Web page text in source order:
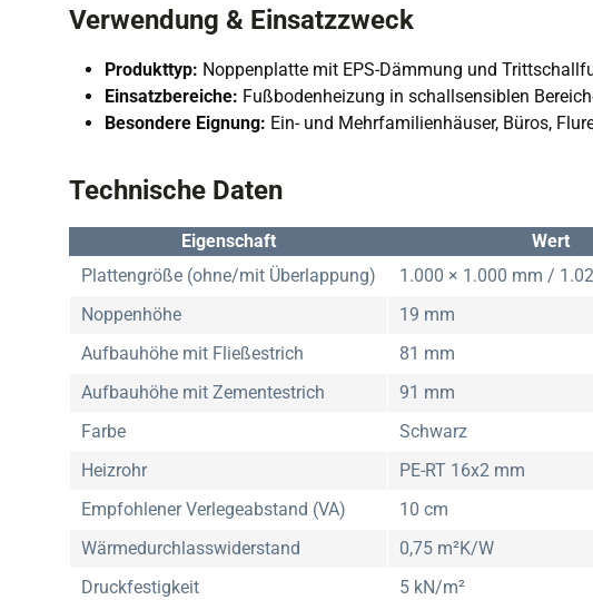
Verwendung & Einsatzzweck
Produkttyp: Noppenplatte mit EPS-Dämmung und
Einsatzbereiche: Fußbodenheizung in schallsensiblen
Besondere Eignung: Ein- und Mehrfamilienhäuser, Büros,
Technische Daten
Eigenschaft
Wert
Plattengröße (ohne/mit Überlappung)
1.000 × 1.000 mm /
Noppenhöhe
19 mm
Aufbauhöhe mit Fließestrich
81 mm
Aufbauhöhe mit Zementestrich
91 mm
Farbe
Schwarz
Heizrohr
PE-RT 16x2 mm
Empfohlener Verlegeabstand (VA)
10 cm
Wärmedurchlasswiderstand
0,75 m²K/W
Druckfestigkeit
5 kN/m²